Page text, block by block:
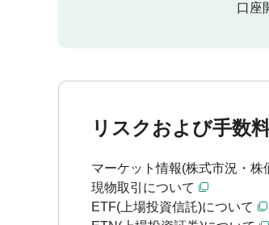
口座
リスクおよび手数
マーケット情報(株式市況・株
現物取引について
ETF(上場投資信託)について